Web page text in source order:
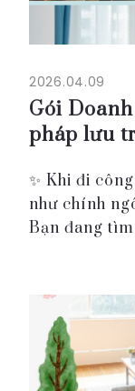
2026.04.09
Gói
pháp lưu
✨ Khi đi
như chính
Bạn đang
Tại